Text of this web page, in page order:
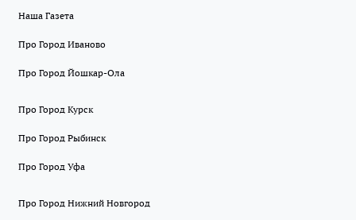
Наша Газета
Про Город Иваново
Про Город Йошкар-Ола
Про Город Курск
Про Город Рыбинск
Про Город Уфа
Про Город Нижний Новгород